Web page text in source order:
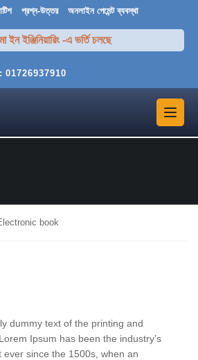
প্রশ্ন-উত্তর অনলাইন পেমেন্ট ব্যবস্থা
ইন ইঞ্জিনিয়ারিং -এ ভর্তি চলছে
01726937910
book
dummy text of the printing and
Ipsum has been the industry’s
since the 1500s, when an